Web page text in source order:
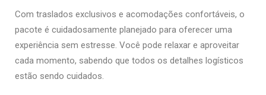
Com traslados exclusivos e acomodações confortáveis, o
pacote é cuidadosamente planejado para oferecer uma
experiência sem estresse. Você pode relaxar e aproveitar
cada momento, sabendo que todos os detalhes logísticos
estão sendo cuidados.